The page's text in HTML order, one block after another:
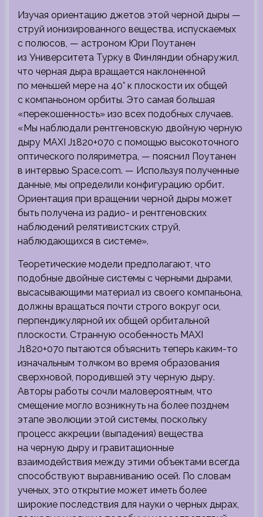
Изучая ориентацию джетов этой черной дыры —
струй ионизированного вещества, испускаемых
с полюсов, — астроном Юри Поутанен
из Университета Турку в Финляндии обнаружил,
что черная дыра вращается наклоненной
по меньшей мере на 40° к плоскости их общей
с компаньоном орбиты. Это самая большая
«перекошенность» изо всех подобных случаев.
«Мы наблюдали рентгеновскую двойную черную
дыру MAXI J1820+070 с помощью высокоточного
оптического поляриметра, — пояснил Поутанен
в интервью Space.com. — Используя полученные
данные, мы определили конфигурацию орбит.
Ориентация при вращении черной дыры может
быть получена из радио- и рентгеновских
наблюдений релятивистских струй,
наблюдающихся в системе».
Теоретические модели предполагают, что
подобные двойные системы с черными дырами,
высасывающими материал из своего компаньона,
должны вращаться почти строго вокруг оси,
перпендикулярной их общей орбитальной
плоскости. Странную особенность MAXI
J1820+070 пытаются объяснить теперь каким-то
изначальным толчком во время образования
сверхновой, породившей эту черную дыру.
Авторы работы сочли маловероятным, что
смещение могло возникнуть на более позднем
этапе эволюции этой системы, поскольку
процесс аккреции (выпадения) вещества
на черную дыру и гравитационные
взаимодействия между этими объектами всегда
способствуют выравниванию осей. По словам
ученых, это открытие может иметь более
широкие последствия для науки о черных дырах,